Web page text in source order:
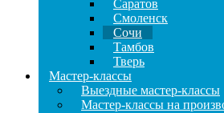
Саратов
Смоленск
Сочи
Тамбов
Тверь
Мастер-классы
Выездные мастер-классы
Мастер-классы на